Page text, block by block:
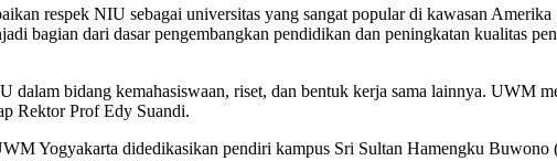
respek NIU sebagai universitas yang sangat popular di kawasan
bagian dari dasar pengembangkan pendidikan dan peningkatan kualitas
dalam bidang kemahasiswaan, riset, dan bentuk kerja sama lainnya. UWM
Rektor Prof Edy Suandi.
Yogyakarta didedikasikan pendiri kampus Sri Sultan Hamengku